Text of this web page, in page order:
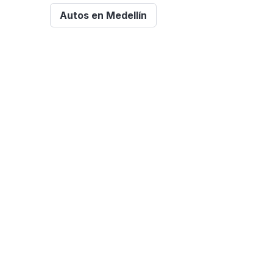
Autos en Medellín